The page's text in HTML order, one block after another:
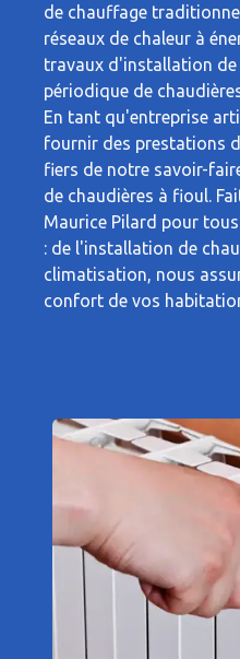
de chauffage
réseaux de chaleur à
travaux d'installation
périodique de
En tant qu'entreprise
fournir des prestations
fiers de notre savoir-
de chaudières à fioul.
Maurice Pilard pour
: de l'installation de
climatisation, nous
confort de vos